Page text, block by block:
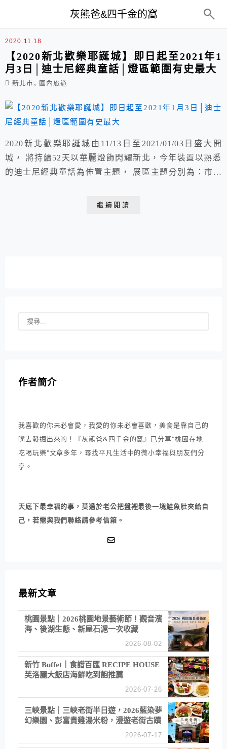
灰熊爸&四千金的窩
2020新北市歡樂耶誕城
2020.11.18
【2020新北歡樂耶誕城】即日起至2021年1
月3日│迪士尼經典童話│燈區範圍有史最大
新北市 , 國內旅遊
2020新北歡樂耶誕城由11/13日至2021/01/03日盛大開
城， 將持續52天以華麗燈飾閃耀新北，今年裝置以熟悉
的迪士尼經典童話為佈置主題， 展區主題分別為：市民
耶誕絕美光廊，迪士尼公主的童話森林、童話夢幻燈區、
繼續閱讀
作者簡介
我喜歡的你未必會愛，我愛的你未必會喜歡，美食是靠自己的
嘴去發掘出來的！『灰熊爸&四千金的窩』已分享"桃園在地
吃喝玩樂"文章多年，尋找平凡生活中的微小幸福與朋友們分
享。
天底下最幸福的事，莫過於老公把盤裡最後一塊鮭魚肚夾給自
己，若需與我們聯絡請參考信箱。
最新文章
桃園景點｜2026桃園地景藝術節！觀音濱
海、後湖生態、新屋石滬一次收藏
2026-08-02
新竹 Buffet｜食譜百匯 RECIPE HOUSE
芙洛麗大飯店海鮮吃到飽推薦
2026-07-26
三峽景點｜三峽老街半日遊，2026藍染夢
幻樂園、彭富貴雞湯米粉，漫遊老街古蹟
2026-07-17